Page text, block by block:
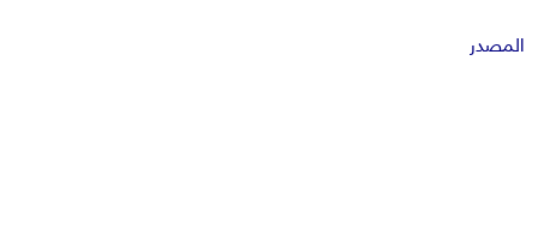
المصدر